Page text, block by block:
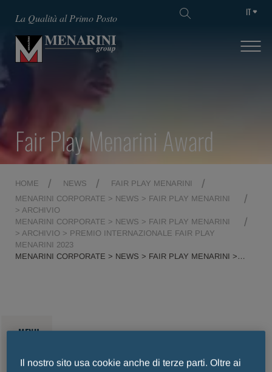
La Qualità al Primo Posto IT
Fair Play Menarini Award
HOME NEWS
FAIR PLAY MENARINI
MENARINI CORPORATE > NEWS > FAIR PLAY MENARINI
> ARCHIVIO
MENARINI CORPORATE > NEWS > FAIR PLAY MENARINI
> ARCHIVIO > PREMIO INTERNAZIONALE FAIR PLAY
MENARINI 2023
MENARINI CORPORATE > NEWS > FAIR PLAY MENARINI >
MENU
Il nostro sito usa cookie anche di terze parti. Oltre ai